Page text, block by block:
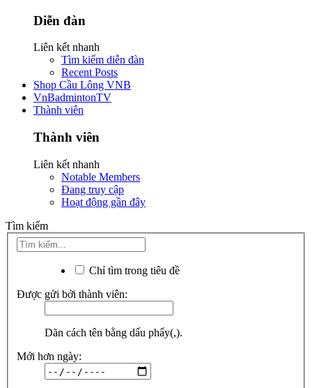
Diễn đàn
Liên kết nhanh
Tìm kiếm diễn đàn
Recent Posts
Shop Cầu Lông VNB
VnBadmintonTV
Thành viên
Thành viên
Liên kết nhanh
Notable Members
Đang truy cập
Hoạt động gần đây
Tìm kiếm
Chỉ tìm trong tiêu đề
Được gửi bởi thành viên:
Dãn cách tên bằng dấu phẩy(,).
Mới hơn ngày: